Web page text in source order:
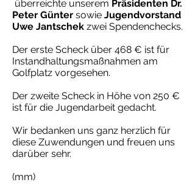
überreichte unserem Präsidenten Dr.
Peter Günter sowie Jugendvorstand
Uwe Jantschek zwei Spendenchecks.
Der erste Scheck über 468 € ist für
Instandhaltungsmaßnahmen am
Golfplatz vorgesehen.
Der zweite Scheck in Höhe von 250 €
ist für die Jugendarbeit gedacht.
Wir bedanken uns ganz herzlich für
diese Zuwendungen und freuen uns
darüber sehr.
(mm)